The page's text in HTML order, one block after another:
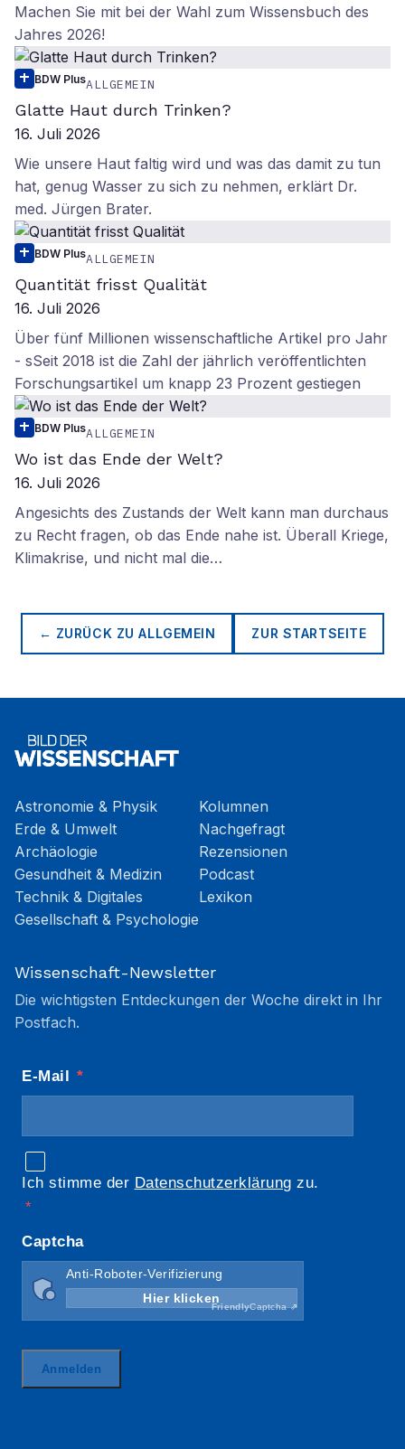
Machen Sie mit bei der Wahl zum Wissensbuch des
Jahres 2026!
BDW PlusALLGEMEIN
Glatte Haut durch Trinken?
16. Juli 2026
Wie unsere Haut faltig wird und was das damit zu tun
hat, genug Wasser zu sich zu nehmen, erklärt Dr.
med. Jürgen Brater.
BDW PlusALLGEMEIN
Quantität frisst Qualität
16. Juli 2026
Über fünf Millionen wissenschaftliche Artikel pro Jahr
- sSeit 2018 ist die Zahl der jährlich veröffentlichten
Forschungsartikel um knapp 23 Prozent gestiegen
BDW PlusALLGEMEIN
Wo ist das Ende der Welt?
16. Juli 2026
Angesichts des Zustands der Welt kann man durchaus
zu Recht fragen, ob das Ende nahe ist. Überall Kriege,
Klimakrise, und nicht mal die…
← ZURÜCK ZUALLGEMEIN ZUR STARTSEITE
Astronomie & Physik
Erde & Umwelt
Archäologie
Gesundheit & Medizin
Technik & Digitales
Gesellschaft & Psychologie
Kolumnen
Nachgefragt
Rezensionen
Podcast
Lexikon
Wissenschaft-Newsletter
Die wichtigsten Entdeckungen der Woche direkt in Ihr
Postfach.